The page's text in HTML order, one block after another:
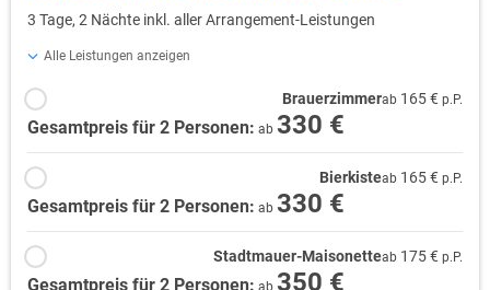
3 Tage, 2 Nächte inkl. aller Arrangement-Leistungen
Alle Leistungen anzeigen
Brauerzimmerab 165 € p.P.
Gesamtpreis für 2 Personen: ab 330 €
Bierkisteab 165 € p.P.
Gesamtpreis für 2 Personen: ab 330 €
Stadtmauer-Maisonetteab 175 € p.P.
Gesamtpreis für 2 Personen: ab 350 €